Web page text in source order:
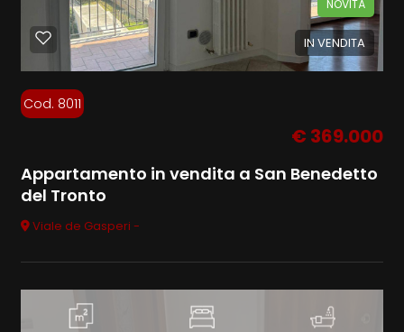
IN VENDITA
NOVITÀ
Cod. 8011
€ 369.000
Appartamento in vendita a San Benedetto
del Tronto
Viale de Gasperi -